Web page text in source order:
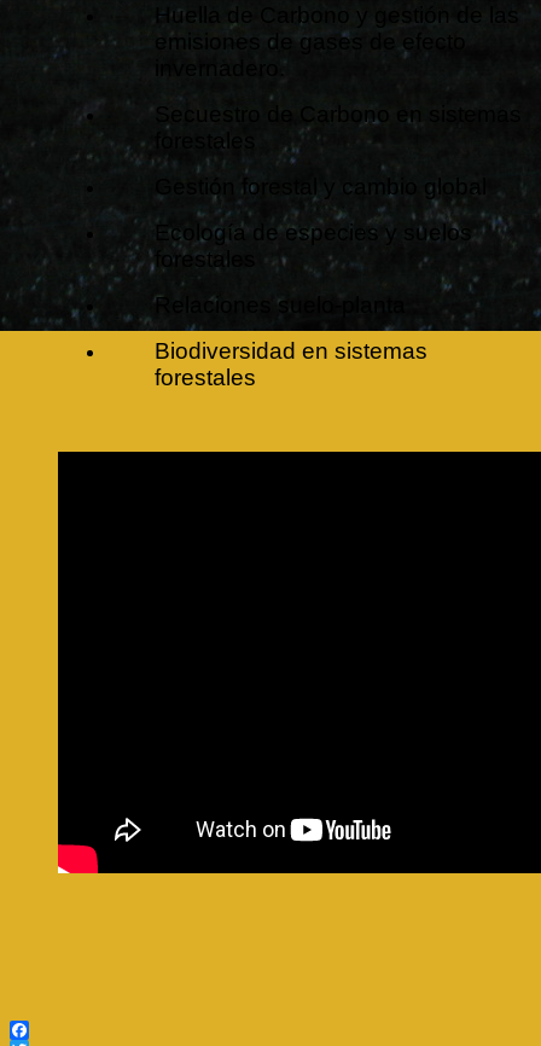
Huella de Carbono y gestión de las
emisiones de gases de efecto
invernadero.
Secuestro de Carbono en sistemas
forestales
Gestión forestal y cambio global
Ecología de especies y suelos
forestales
Relaciones suelo-planta
Biodiversidad en sistemas
forestales